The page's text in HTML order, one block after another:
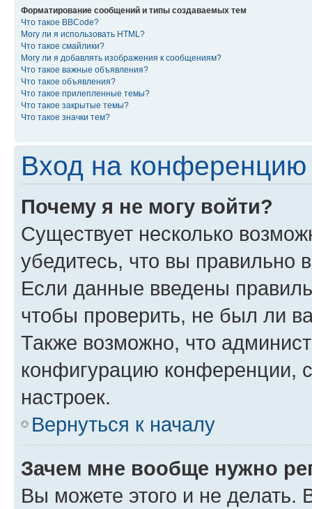
Форматирование сообщений и типы создаваемых тем
Что такое BBCode?
Могу ли я использовать HTML?
Что такое смайлики?
Могу ли я добавлять изображения к сообщениям?
Что такое важные объявления?
Что такое объявления?
Что такое прилепленные темы?
Что такое закрытые темы?
Что такое значки тем?
Вход на конференцию
Почему я не могу войти?
Существует несколько
убедитесь, что вы правильно
Если данные введены
чтобы проверить, не был ли
Также возможно, что
конфигурацию конференции,
настроек.
Вернуться к началу
Зачем мне вообще нужно
Вы можете этого и не делать.